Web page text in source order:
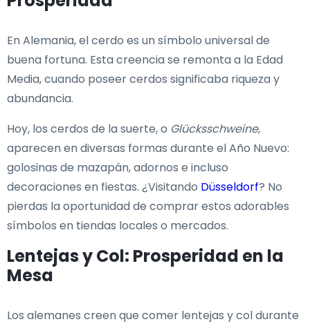
En Alemania, el cerdo es un símbolo universal de
buena fortuna. Esta creencia se remonta a la Edad
Media, cuando poseer cerdos significaba riqueza y
abundancia.
Hoy, los cerdos de la suerte, o Glücksschweine,
aparecen en diversas formas durante el Año Nuevo:
golosinas de mazapán, adornos e incluso
decoraciones en fiestas. ¿Visitando Düsseldorf? No
pierdas la oportunidad de comprar estos adorables
símbolos en tiendas locales o mercados.
Lentejas y Col: Prosperidad en la
Mesa
Los alemanes creen que comer lentejas y col durante